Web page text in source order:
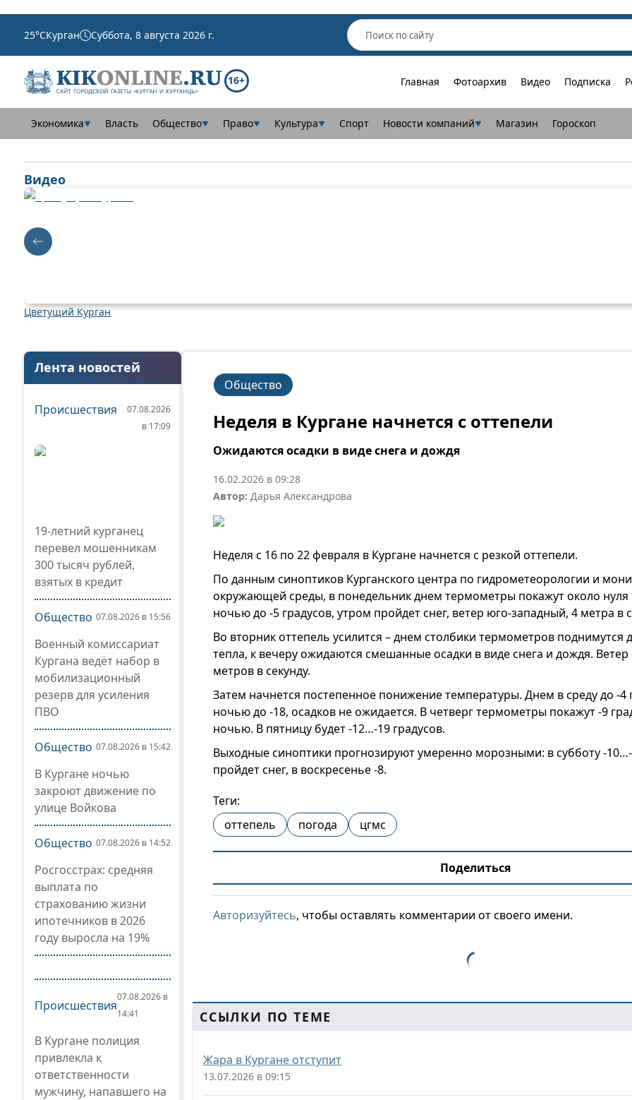
25°CКурган Суббота, 8 августа 2026 г.
16+ Главная Фотоархив Видео Подписка
Экономика▼ Власть Общество▼ Право▼ Культура▼ Спорт Новости компаний▼ Магазин Гороскоп
Видео
Цветущий Курган
Лента новостей
Происшествия
07.08.2026
в 17:09
19-летний курганец
перевел мошенникам
300 тысяч рублей,
взятых в кредит
Общество 07.08.2026 в 15:56
Военный комиссариат
Кургана ведёт набор в
мобилизационный
резерв для усиления
ПВО
Общество 07.08.2026 в 15:42
В Кургане ночью
закроют движение по
улице Войкова
Общество 07.08.2026 в 14:52
Росгосстрах: средняя
выплата по
страхованию жизни
ипотечников в 2026
году выросла на 19%
Происшествия
07.08.2026 в
14:41
В Кургане полиция
привлекла к
ответственности
мужчину, напавшего на
Общество
Неделя в Кургане начнется с оттепели
Ожидаются осадки в виде снега и дождя
16.02.2026 в 09:28
Автор: Дарья Александрова
Неделя с 16 по 22 февраля в Кургане начнется с резкой оттепели.
По данным синоптиков Курганского центра по гидрометеорологии и
окружающей среды, в понедельник днем термометры покажут около нуля
ночью до -5 градусов, утром пройдет снег, ветер юго-западный, 4 метра в
Во вторник оттепель усилится – днем столбики термометров поднимутся
тепла, к вечеру ожидаются смешанные осадки в виде снега и дождя. Ветер
метров в секунду.
Затем начнется постепенное понижение температуры. Днем в среду до -4
ночью до -18, осадков не ожидается. В четверг термометры покажут -9
ночью. В пятницу будет -12…-19 градусов.
Выходные синоптики прогнозируют умеренно морозными: в субботу -10…-
пройдет снег, в воскресенье -8.
Теги:
оттепель
погода цгмс
Поделиться
Авторизуйтесь, чтобы оставлять комментарии от своего имени.
ССЫЛКИ ПО ТЕМЕ
Жара в Кургане отступит
13.07.2026 в 09:15